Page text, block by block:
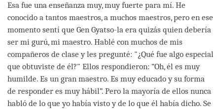
Esa fue una enseñanza muy, muy fuerte para mí. He
conocido a tantos maestros, a muchos maestros, pero en ese
momento sentí que Gen Gyatso-la era quizás quien debería
ser mi gurú, mi maestro. Hablé con muchos de mis
compañeros de clase y les pregunté: "¿Qué fue algo especial
que obtuviste de él?" Ellos respondieron: “Oh, él es muy
humilde. Es un gran maestro. Es muy educado y su forma
de responder es muy hábil”. Pero la mayoría de ellos nunca
habló de lo que yo había visto y de lo que él había dicho. Se